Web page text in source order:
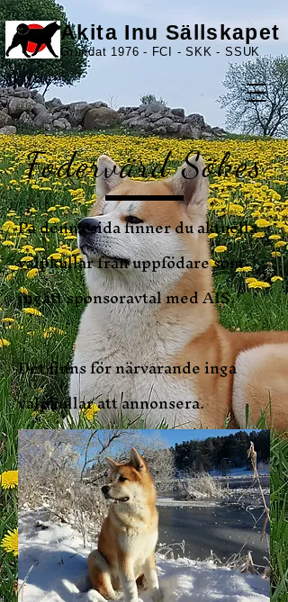
Akita Inu Sällskapet
Grundat 1976 - FCI - SKK - SSUK
Fodervärd Sökes
På denna sida finner du aktuella
valpkullar från uppfödare som
ingått sponsoravtal med AIS.
Det finns för närvarande inga
valpkullar att annonsera.